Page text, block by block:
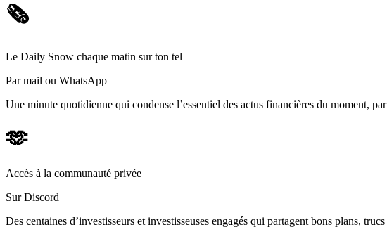
🗞️
Le Daily Snow chaque matin sur ton tel
Par mail ou WhatsApp
Une minute quotidienne qui condense l’essentiel des actus financières du moment,
🫶
Accès à la communauté privée
Sur Discord
Des centaines d’investisseurs et investisseuses engagés qui partagent bons plans, trucs